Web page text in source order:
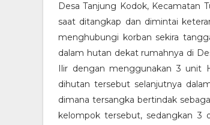
Desa Tanjung Kodok, Kecamatan
saat ditangkap dan dimintai
menghubungi korban sekira
dalam hutan dekat rumahnya di
Ilir dengan menggunakan 3 unit
dihutan tersebut selanjutnya
dimana tersangka bertindak
kelompok tersebut, sedangkan 3